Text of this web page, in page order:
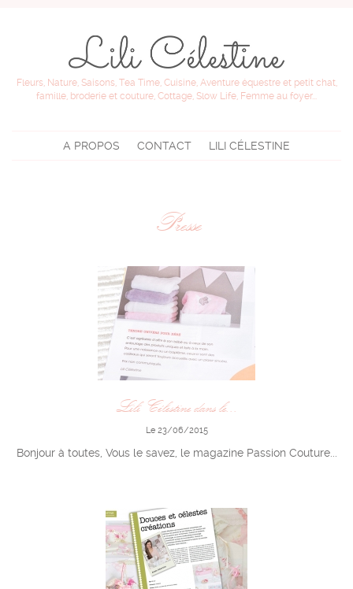
Fleurs, Nature, Saisons, Tea Time, Cuisine, Aventure équestre et petit chat,
famille, broderie et couture, Cottage, Slow Life, Femme au foyer...
A PROPOS CONTACT LILI CÉLESTINE
Presse
Lili Célestine dans le...
Le 23/06/2015
Bonjour à toutes, Vous le savez, le magazine Passion Couture...